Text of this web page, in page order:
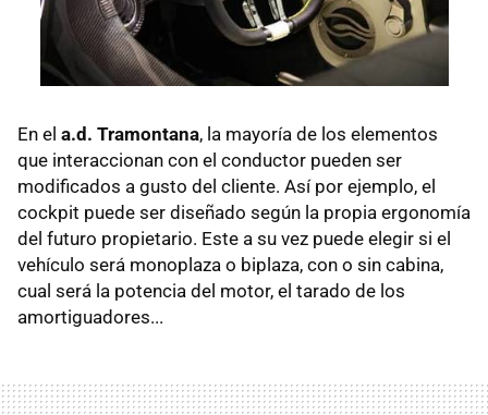
En el a.d. Tramontana, la mayoría de los elementos
que interaccionan con el conductor pueden ser
modificados a gusto del cliente. Así por ejemplo, el
cockpit puede ser diseñado según la propia ergonomía
del futuro propietario. Este a su vez puede elegir si el
vehículo será monoplaza o biplaza, con o sin cabina,
cual será la potencia del motor, el tarado de los
amortiguadores...